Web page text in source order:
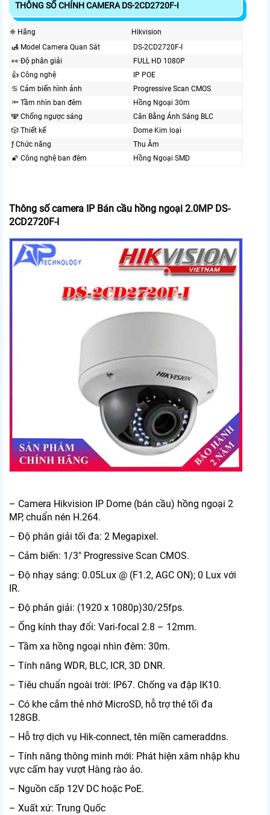
THÔNG SỐ CHÍNH CAMERA DS-2CD2720F-I
❈ Hãng
Hikvision
🛃 Model Camera Quan Sát
DS-2CD2720F-I
️👀 Độ phân giải
FULL HD 1080P
👍 Công nghệ
IP POE
♋ Cảm biến hình ảnh
Progressive Scan CMOS
🔦 Tầm nhìn ban đêm
Hồng Ngoại 30m
🕎 Chống ngược sáng
Cân Bằng Ánh Sáng BLC
🎲 Thiết kế
Dome Kim loại
ƒ Chức năng
Thu Âm
🌠 Công nghệ ban đêm
Hồng Ngoại SMD
Thông số camera IP Bán cầu hồng ngoại 2.0MP DS-
2CD2720F-I
– Camera Hikvision IP Dome (bán cầu) hồng ngoại 2
MP, chuẩn nén H.264.
– Độ phân giải tối đa: 2 Megapixel.
– Cảm biến: 1/3″ Progressive Scan CMOS.
– Độ nhạy sáng: 0.05Lux @ (F1.2, AGC ON); 0 Lux với
IR.
– Độ phản giải: (1920 x 1080p)30/25fps.
– Ống kính thay đổi: Vari-focal 2.8 – 12mm.
– Tầm xa hồng ngoại nhìn đêm: 30m.
– Tính năng WDR, BLC, ICR, 3D DNR.
– Tiêu chuẩn ngoài trời: IP67. Chống va đập IK10.
– Có khe cắm thẻ nhớ MicroSD, hỗ trợ thẻ tối đa
128GB.
– Hỗ trợ dịch vụ Hik-connect, tên miền cameraddns.
– Tính năng thông minh mới: Phát hiện xâm nhập khu
vực cấm hay vượt Hàng rào ảo.
– Nguồn cấp 12V DC hoặc PoE.
– Xuất xứ: Trung Quốc